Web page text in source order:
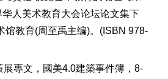
人美术教育大会论坛论文集下
馆教育(周至禹主编)。(ISBN 978-
展專文，國美4.0建築事件簿，8-